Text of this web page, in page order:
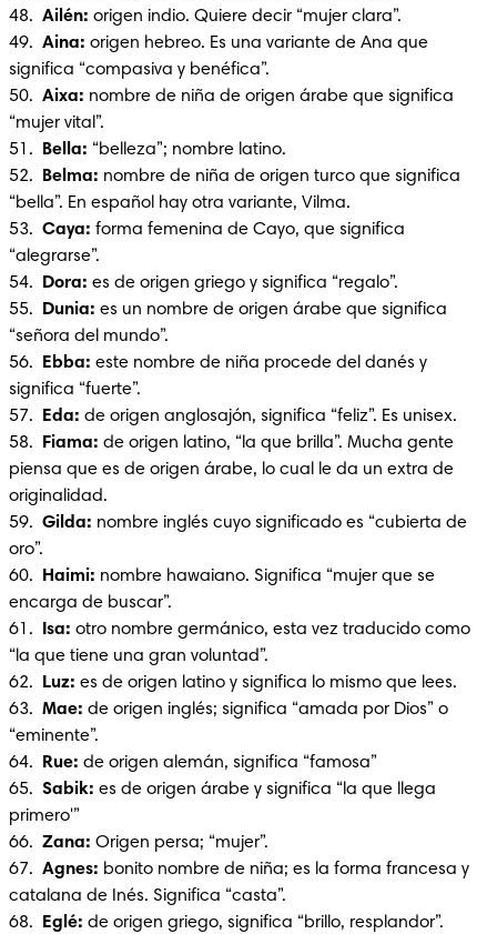
48. Ailén: origen indio. Quiere decir “mujer clara”.
49. Aina: origen hebreo. Es una variante de Ana que
significa “compasiva y benéfica”.
50. Aixa: nombre de niña de origen árabe que significa
“mujer vital”.
51.
Bella: “belleza”; nombre latino.
52.
Belma: nombre de niña de origen turco que significa
“bella”. En español hay otra variante, Vilma.
53. Caya: forma femenina de Cayo, que significa
“alegrarse”.
54.
Dora: es de origen griego y significa “regalo”.
55.
Dunia: es un nombre de origen árabe que significa
“señora del mundo”.
56.
Ebba: este nombre de niña procede del danés y
significa “fuerte”.
57.
Eda: de origen anglosajón, significa “feliz”. Es unisex.
58.
Fiama: de origen latino, “la que brilla”. Mucha gente
piensa que es de origen árabe, lo cual le da un extra de
originalidad.
59. Gilda: nombre inglés cuyo significado es “cubierta de
oro”.
60.
Haimi: nombre hawaiano. Significa “mujer que se
encarga de buscar”.
61.
Isa: otro nombre germánico, esta vez traducido como
“la que tiene una gran voluntad”.
62.
Luz: es de origen latino y significa lo mismo que lees.
63. Mae: de origen inglés; significa “amada por Dios” o
“eminente”.
64.
Rue: de origen alemán, significa “famosa”
65. Sabik: es de origen árabe y significa “la que llega
primero'”
66. Zana: Origen persa; “mujer”.
67. Agnes: bonito nombre de niña; es la forma francesa y
catalana de Inés. Significa “casta”.
68.
Eglé: de origen griego, significa “brillo, resplandor”.